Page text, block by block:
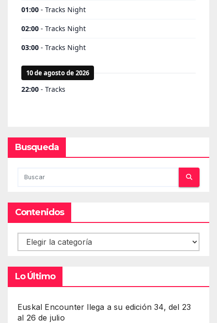
Busqueda
Contenidos
Contenidos
Lo Último
Euskal Encounter llega a su edición 34, del 23
al 26 de julio